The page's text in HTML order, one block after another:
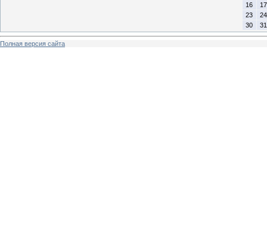
16
17
23
24
30
31
Полная версия сайта